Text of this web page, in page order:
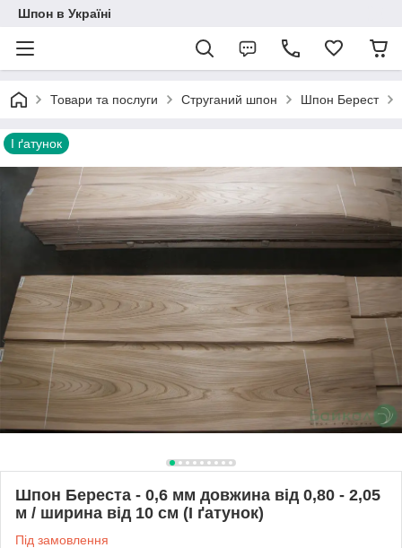
Шпон в Україні
Товари та послуги Струганий шпон Шпон Берест
I ґатунок
Шпон Береста - 0,6 мм довжина від 0,80 - 2,05
м / ширина від 10 см (I ґатунок)
Під замовлення